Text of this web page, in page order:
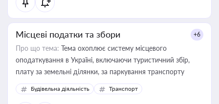
Місцеві податки та збори +6
Про що тема: Тема охоплює систему місцевого
оподаткування в Україні, включаючи туристичний збір,
плату за земельні ділянки, за паркування транспорту
Будівельна діяльність Транспорт